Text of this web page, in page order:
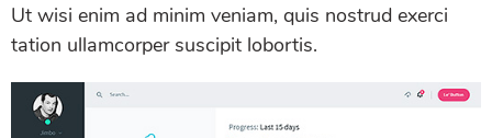
Ut wisi enim ad minim veniam, quis nostrud exerci
tation ullamcorper suscipit lobortis.